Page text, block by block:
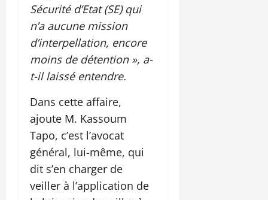
Sécurité d’Etat (SE) qui
n’a aucune mission
d’interpellation, encore
moins de détention », a-
t-il laissé entendre.
Dans cette affaire,
ajoute M. Kassoum
Tapo, c’est l’avocat
général, lui-même, qui
dit s’en charger de
veiller à l’application de